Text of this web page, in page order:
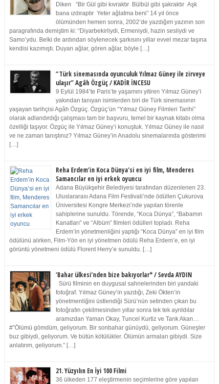
Diken “Bir Gül gibi kıvraktır Bülbül gibi şakraktır Aşk
bana ızdıraptır Yeter ağlatma beni” 14 yıl önce
ölümünden hemen sonra, 2002’de yazdığım yazının son
paragrafında demiştim ki: “Diyarbekirliydi, Ermeniydi, hazin sesliydi ve
Samo’ydu. Belki de ardından söylenecek şarkısını yıllar evvel mezar taşına
kendisi kazımıştı. Duyan ağlar, gören ağlar, böyle […]
“Türk sinemasında oyunculuk Yılmaz Güney ile zirveye
ulaşır” Agâh Özgüç / KADİR İNCESU
9 Eylül 1984’te Paris’te yaşamını yitiren Yılmaz Güney’i
yakından tanıyan isimlerden biri de Türk sinemasının
yaşayan tarihçisi Agâh Özgüç. Özgüç’ün “Yılmaz Güney Filmleri Tarihi”
olarak adlandırdığı çalışması tam bir başvuru, temel bir kaynak kitabı olma
özelliği taşıyor. Özgüç ile Yılmaz Güney’i konuştuk. Yılmaz Güney ile nasıl
ve ne zaman tanıştınız? Yılmaz Güney’in Anadolu sinemalarında gösterimi
[…]
Reha Erdem’in Koca Dünya’si en iyi film, Menderes
Samancılar en iyi erkek oyuncu
Adana Büyükşehir Belediyesi tarafından düzenlenen 23.
Uluslararası Adana Film Festivali’nde ödüllen Çukurova
Üniversitesi Kongre Merkezi’nde yapılan törenle
sahiplerine sunuldu. Törende, “Koca Dünya”, “Babamın
Kanatları” ve “Albüm” filmleri ödülleri topladı. Reha
Erdem’in yönetmenliğini yaptığı “Koca Dünya” en iyi film
ödülünü alırken, Film-Yön en iyi yönetmen ödülü Reha Erdem’e, en iyi
görüntü yönetmeni ödülü Florent Herry’e sunuldu. […]
‘Bahar ülkesi’nden bize bakıyorlar* / Sevda AYDIN
Sürü filminin en duygusal sahnelerinden biri yandaki
fotoğraf. Yılmaz Güney’in yazdığı, Zeki Ökten’in
yönetmenliğini üstlendiği Sürü’nün setinden çıkan bu
fotoğrafın çekilmesinden yıllar sonra tek tek ayrıldılar
aramızdan Yaman Okay, Tuncel Kurtiz ve Tarık Akan…
#”Ölümü gömdüm, geliyorum. Bir sonbahar günüydü, geliyorum. Güneşler
buz gibiydi, geliyorum. Ve bütün kötülükler. Ölümün armaları gibiydi. Size
anlatırım, geliyorum.” […]
21. Yüzyılın En İyi 100 Filmi
36 ülkeden 177 eleştirmenin seçimlerine göre yapılan